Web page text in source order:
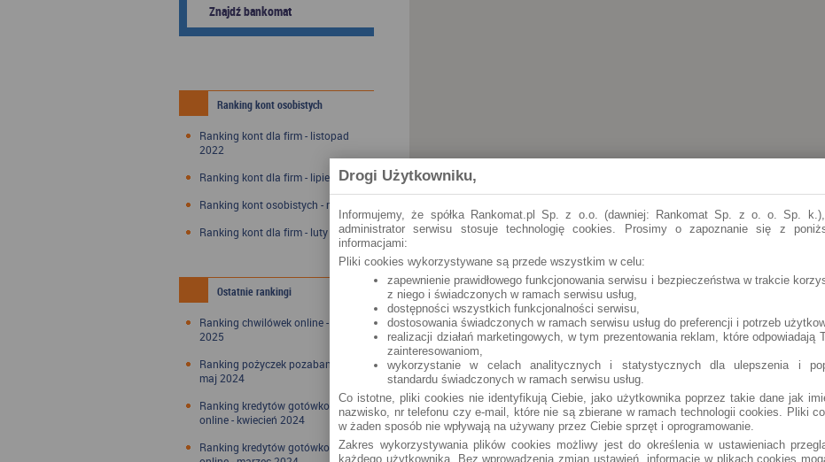
Znajdź bankomat
Ranking kont osobistych
Ranking kont dla firm - listopad
2022
Ranking kont dla firm - lipiec 2022
Ranking kont osobistych - maj 2022
Ranking kont dla firm - luty 2022
Ostatnie rankingi
Ranking chwilówek online - styczeń
2025
Ranking pożyczek pozabankowych -
maj 2024
Ranking kredytów gotówkowych
online - kwiecień 2024
Ranking kredytów gotówkowych
Krapkowice Drzymały 2 (24h)
Krapkowice Hotelowa 4 (24h)
Krapkowice Opolska 12 (24h)
Krapkowice Piastowska 18 (24h)
Krapkowice Słowackiego 4 (24h)
Drogi Użytkowniku,
Informujemy, że spółka Rankomat.pl Sp. z o.o. (dawniej: Rankomat Sp. z o. o. Sp.
administrator serwisu stosuje technologię cookies. Prosimy o zapoznanie się z
informacjami:
Pliki cookies wykorzystywane są przede wszystkim w celu:
zapewnienie prawidłowego funkcjonowania serwisu i bezpieczeństwa w trakcie
z niego i świadczonych w ramach serwisu usług,
dostępności wszystkich funkcjonalności serwisu,
dostosowania świadczonych w ramach serwisu usług do preferencji i potrzeb
realizacji działań marketingowych, w tym prezentowania reklam, które odpowiadają
zainteresowaniom,
wykorzystanie w celach analitycznych i statystycznych dla ulepszenia i
standardu świadczonych w ramach serwisu usług.
Co istotne, pliki cookies nie identyfikują Ciebie, jako użytkownika poprzez takie dane jak
nazwisko, nr telefonu czy e-mail, które nie są zbierane w ramach technologii cookies. Pliki
w żaden sposób nie wpływają na używany przez Ciebie sprzęt i oprogramowanie.
Zakres wykorzystywania plików cookies możliwy jest do określenia w ustawieniach
każdego użytkownika. Bez wprowadzenia zmian ustawień, informacje w plikach cookies